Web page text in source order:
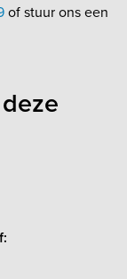
of stuur ons een